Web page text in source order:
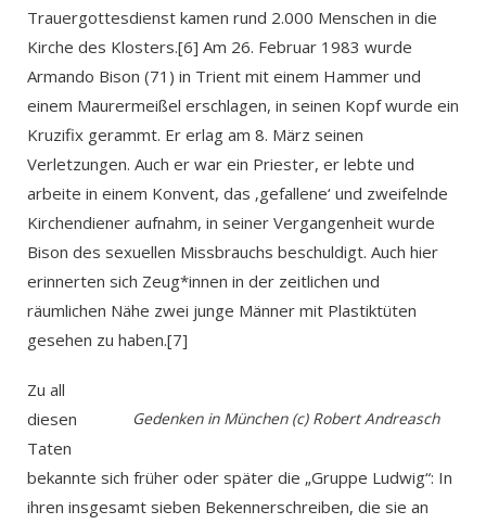
Trauergottesdienst kamen rund 2.000 Menschen in die
Kirche des Klosters.[6] Am 26. Februar 1983 wurde
Armando Bison (71) in Trient mit einem Hammer und
einem Maurermeißel erschlagen, in seinen Kopf wurde ein
Kruzifix gerammt. Er erlag am 8. März seinen
Verletzungen. Auch er war ein Priester, er lebte und
arbeite in einem Konvent, das ‚gefallene‘ und zweifelnde
Kirchendiener aufnahm, in seiner Vergangenheit wurde
Bison des sexuellen Missbrauchs beschuldigt. Auch hier
erinnerten sich Zeug*innen in der zeitlichen und
räumlichen Nähe zwei junge Männer mit Plastiktüten
gesehen zu haben.[7]
Gedenken in München (c) Robert Andreasch
Zu all
diesen
Taten
bekannte sich früher oder später die „Gruppe Ludwig“: In
ihren insgesamt sieben Bekennerschreiben, die sie an